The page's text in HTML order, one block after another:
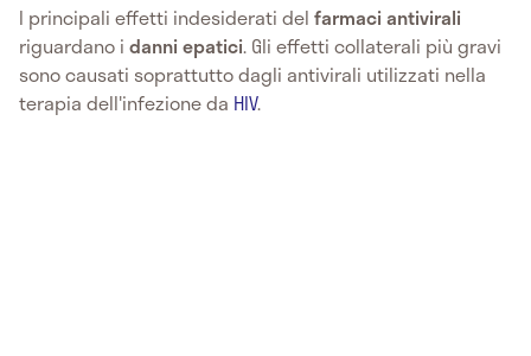
I principali effetti indesiderati del farmaciantivirali
riguardano i danni epatici. Gli effetti collaterali più gravi
sono causati soprattutto dagli antivirali utilizzati nella
terapia dell'infezione da HIV.